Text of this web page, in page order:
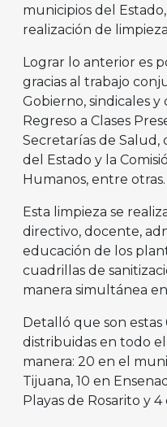
municipios del
realización de
Lograr lo anterior es
gracias al trabajo
Gobierno, sindicales y
Regreso a Clases
Secretarías de Salud,
del Estado y la
Humanos, entre otras.
Esta limpieza se
directivo, docente,
educación de los
cuadrillas de
manera simultánea
Detalló que son estas
distribuidas en todo
manera: 20 en el
Tijuana, 10 en
Playas de Rosarito y 4